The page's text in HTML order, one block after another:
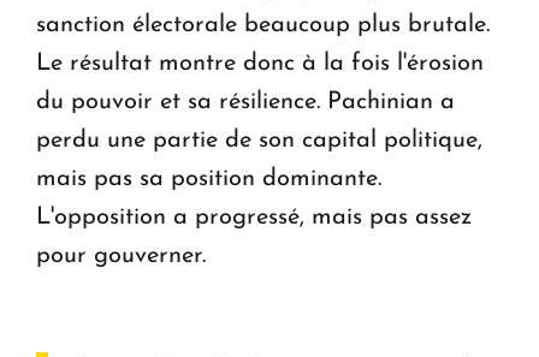
sanction électorale beaucoup plus brutale.
Le résultat montre donc à la fois l'érosion
du pouvoir et sa résilience. Pachinian a
perdu une partie de son capital politique,
mais pas sa position dominante.
L'opposition a progressé, mais pas assez
pour gouverner.